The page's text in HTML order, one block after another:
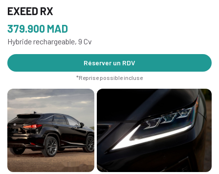
EXEED RX
379.900MAD
Hybride rechargeable, 9 Cv
Réserver un RDV
*Reprise possible incluse